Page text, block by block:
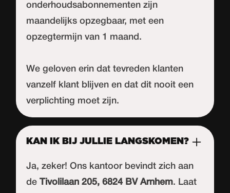
onderhoudsabonnementen zijn
maandelijks opzegbaar, met een
opzegtermijn van 1 maand.
We geloven erin dat tevreden klanten
vanzelf klant blijven en dat dit nooit een
verplichting moet zijn.
KAN IK BIJ JULLIE LANGSKOMEN?
Ja, zeker! Ons kantoor bevindt zich aan
deTivolilaan 205, 6824 BV Arnhem. Laat